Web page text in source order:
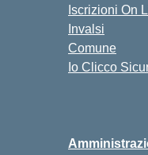
Iscrizioni On
Invalsi
Comune
Io Clicco